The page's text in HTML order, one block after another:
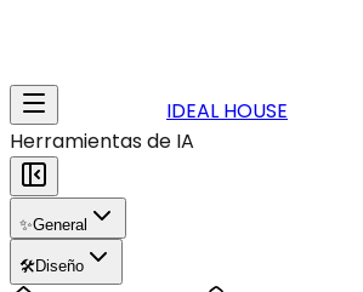
IDEAL HOUSE
Herramientas de IA
✨General
🛠️Diseño